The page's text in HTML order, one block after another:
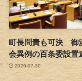
町長問責も可決 御
会異例の百条委設置
2026-07-30